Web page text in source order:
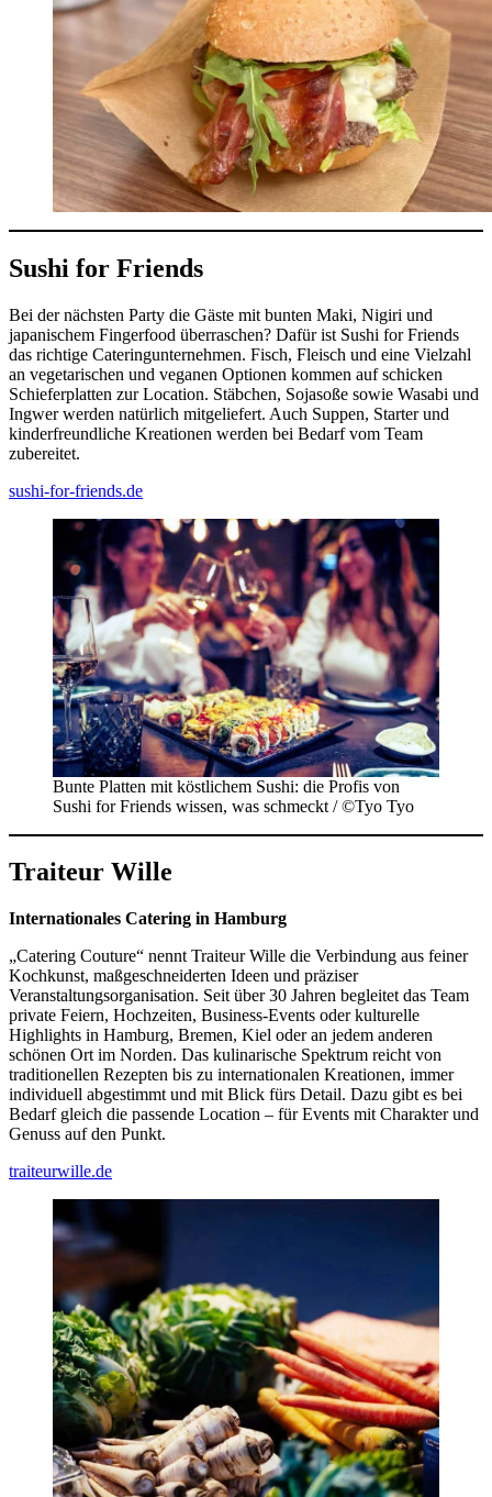
Sushi for Friends
Bei der nächsten Party die Gäste mit bunten Maki, Nigiri und
japanischem Fingerfood überraschen? Dafür ist Sushi for Friends
das richtige Cateringunternehmen. Fisch, Fleisch und eine Vielzahl
an vegetarischen und veganen Optionen kommen auf schicken
Schieferplatten zur Location. Stäbchen, Sojasoße sowie Wasabi und
Ingwer werden natürlich mitgeliefert. Auch Suppen, Starter und
kinderfreundliche Kreationen werden bei Bedarf vom Team
zubereitet.
sushi-for-friends.de
Bunte Platten mit köstlichem Sushi: die Profis von
Sushi for Friends wissen, was schmeckt / ©Tyo Tyo
Traiteur Wille
Internationales Catering in Hamburg
„Catering Couture“ nennt Traiteur Wille die Verbindung aus feiner
Kochkunst, maßgeschneiderten Ideen und präziser
Veranstaltungsorganisation. Seit über 30 Jahren begleitet das Team
private Feiern, Hochzeiten, Business-Events oder kulturelle
Highlights in Hamburg, Bremen, Kiel oder an jedem anderen
schönen Ort im Norden. Das kulinarische Spektrum reicht von
traditionellen Rezepten bis zu internationalen Kreationen, immer
individuell abgestimmt und mit Blick fürs Detail. Dazu gibt es bei
Bedarf gleich die passende Location – für Events mit Charakter und
Genuss auf den Punkt.
traiteurwille.de